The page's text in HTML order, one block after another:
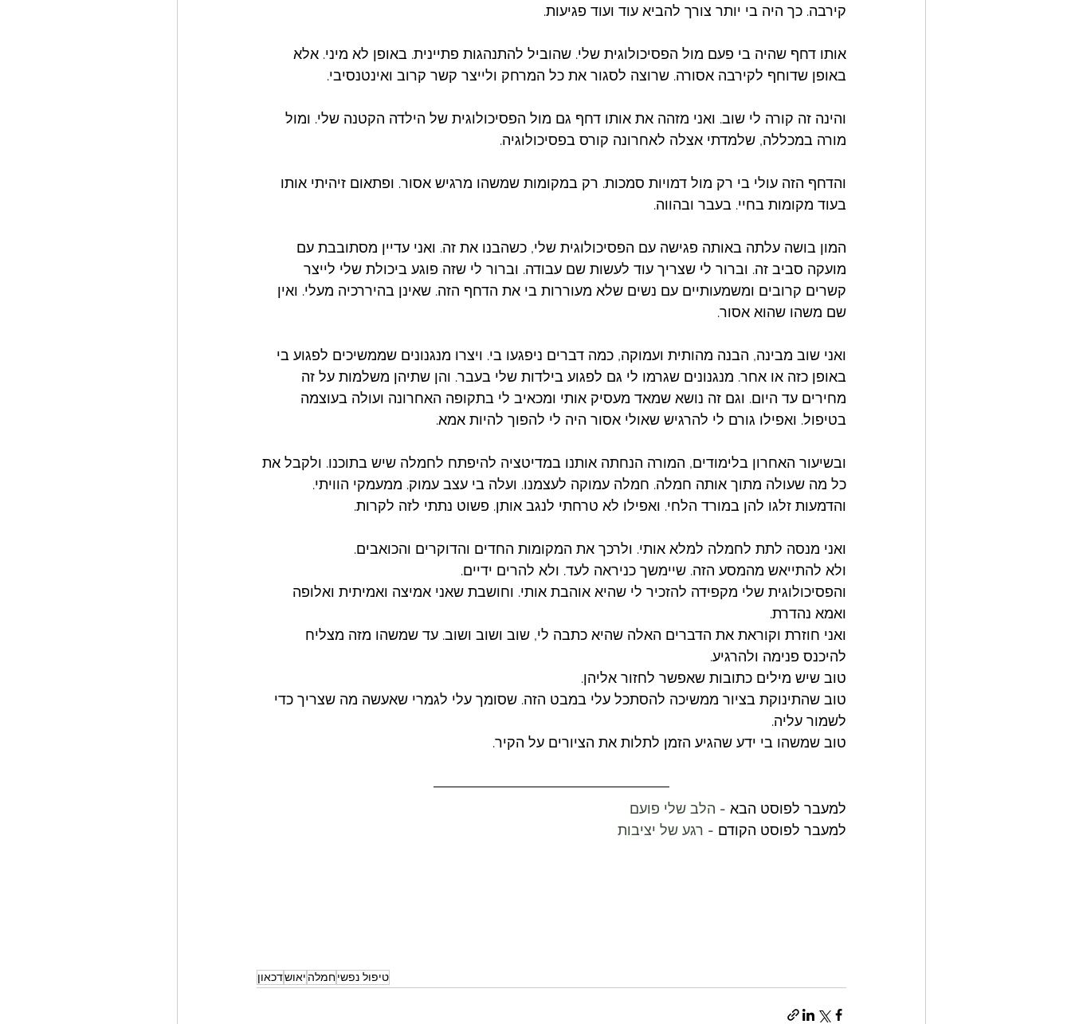
קירבה. כך היה בי יותר צורך להביא עוד ועוד פגיעות.
אותו דחף שהיה בי פעם מול הפסיכולוגית שלי. שהוביל להתנהגות פתיינית. באופן לא מיני. אלא
באופן שדוחף לקירבה אסורה. שרוצה לסגור את כל המרחק ולייצר קשר קרוב ואינטנסיבי.
והינה זה קורה לי שוב. ואני מזהה את אותו דחף גם מול הפסיכולוגית של הילדה הקטנה שלי. ומול
מורה במכללה, שלמדתי אצלה לאחרונה קורס בפסיכולוגיה.
והדחף הזה עולי בי רק מול דמויות סמכות. רק במקומות שמשהו מרגיש אסור. ופתאום זיהיתי אותו
בעוד מקומות בחיי. בעבר ובהווה.
המון בושה עלתה באותה פגישה עם הפסיכולוגית שלי, כשהבנו את זה. ואני עדיין מסתובבת עם
מועקה סביב זה. וברור לי שצריך עוד לעשות שם עבודה. וברור לי שזה פוגע ביכולת שלי לייצר
קשרים קרובים ומשמעותיים עם נשים שלא מעוררות בי את הדחף הזה. שאינן בהיררכיה מעלי. ואין
שם משהו שהוא אסור.
ואני שוב מבינה, הבנה מהותית ועמוקה, כמה דברים ניפגעו בי. ויצרו מנגנונים שממשיכים לפגוע בי
באופן כזה או אחר. מנגנונים שגרמו לי גם לפגוע בילדות שלי בעבר. והן שתיהן משלמות על זה
מחירים עד היום. וגם זה נושא שמאד מעסיק אותי ומכאיב לי בתקופה האחרונה ועולה בעוצמה
בטיפול. ואפילו גורם לי להרגיש שאולי אסור היה לי להפוך להיות אמא.
ובשיעור האחרון בלימודים, המורה הנחתה אותנו במדיטציה להיפתח לחמלה שיש בתוכנו. ולקבל את
כל מה שעולה מתוך אותה חמלה. חמלה עמוקה לעצמנו. ועלה בי עצב עמוק. ממעמקי הוויתי.
והדמעות זלגו להן במורד הלחי. ואפילו לא טרחתי לנגב אותן. פשוט נתתי לזה לקרות.
ואני מנסה לתת לחמלה למלא אותי. ולרכך את המקומות החדים והדוקרים והכואבים.
ולא להתייאש מהמסע הזה. שיימשך כניראה לעד. ולא להרים ידיים.
והפסיכולוגית שלי מקפידה להזכיר לי שהיא אוהבת אותי. וחושבת שאני אמיצה ואמיתית ואלופה
ואמא נהדרת.
ואני חוזרת וקוראת את הדברים האלה שהיא כתבה לי, שוב ושוב ושוב. עד שמשהו מזה מצליח
להיכנס פנימה ולהרגיע.
טוב שיש מילים כתובות שאפשר לחזור אליהן.
טוב שהתינוקת בציור ממשיכה להסתכל עלי במבט הזה. שסומך עלי לגמרי שאעשה מה שצריך כדי
לשמור עליה.
טוב שמשהו בי ידע שהגיע הזמן לתלות את הציורים על הקיר.
למעבר לפוסט הבא - הלב שלי פועם
למעבר לפוסט הקודם - רגע של יציבות
טיפול נפשיחמלה יאושדכאון